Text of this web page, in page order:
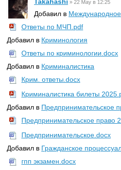
Takahashi » 22 May в 12:25
Добавил в
Ответы по МЧП.pdf
Добавил в Криминология
Ответы по криминологии.docx
Добавил в Криминалистика
Крим. ответы.docx
Криминалистика билеты
Добавил в Предпринимательское
Предпринимательское право
Предпринимательское.docx
Добавил в Гражданское
гпп экзамен.docx